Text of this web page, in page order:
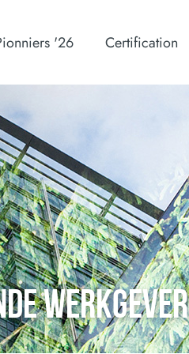
'26 Certification
WERKGEVER